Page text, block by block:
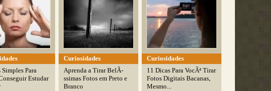
Para
Estudar
Curiosidades
Aprenda a Tirar BelÃ­
ssimas Fotos em Preto e
Branco
Curiosidades
11 Dicas Para VocÃª Tirar
Fotos Digitais Bacanas,
Mesmo...